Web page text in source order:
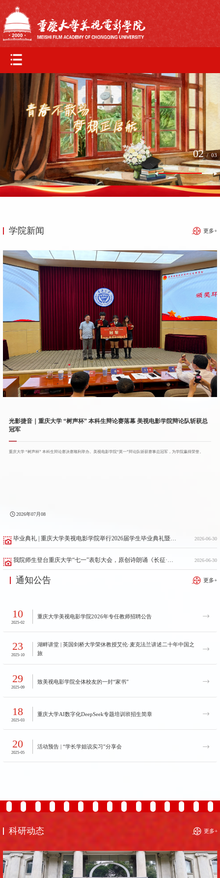
02 / 03
学院新闻 更多+
光影捷音｜重庆大学 “树声杯” 本科生辩论赛落幕 美视电影学院辩论队斩获总
冠军
重庆大学 “树声杯” 本科生辩论赛决赛顺利举办。美视电影学院“莫一”辩论队斩获赛事总冠军，为学院赢得荣誉。
2026年07月08
毕业典礼 | 重庆大学美视电影学院举行2026届学生毕业典礼暨授位仪式 2026-06-30
我院师生登台重庆大学“七一”表彰大会，原创诗朗诵《长征·前锋》精彩演绎 2026-06-30
通知公告 更多+
10
2025-02
重庆大学美视电影学院2026年专任教师招聘公告
23
2025-10
湖畔讲堂 | 英国剑桥大学荣休教授艾伦·麦克法兰讲述二十年中国之
旅
29
2025-09
致美视电影学院全体校友的一封“家书”
18
2025-03
重庆大学AI数字化DeepSeek专题培训班招生简章
20
2025-05
活动预告 | “学长学姐说实习”分享会
科研动态 更多+
新著｜我院范蓓教授翻译《世界电影史》第五版出版！
2026-01-30
创作前沿工作坊 | 第六届先锋艺术电影展 “专家工坊” 回顾